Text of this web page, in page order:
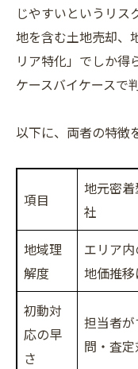
じやすいというリス
地を含む土地売却、
リア特化」でしか得
ケースバイケースで
以下に、両者の特徴
項目
地元密
社
地域理
解度
エリア
地価推
初動対
応の早
さ
担当者
問・査